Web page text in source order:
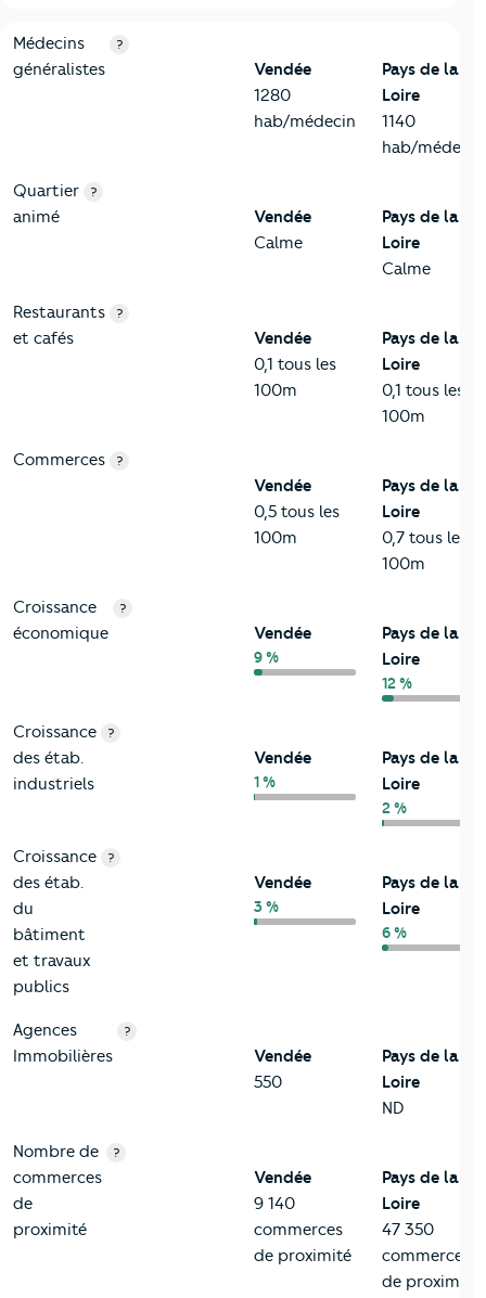
5-Commerces
Critères Vendée
Médecins
généralistes
?
Vendée
1280
hab/médecin
Pays de la
Loire
1140
hab/médecin
Quartier
animé
?
Vendée
Calme
Pays de la
Loire
Calme
Restaurants
et cafés
?
Vendée
0,1 tous les
100m
Pays de la
Loire
0,1 tous les
100m
Commerces ?
Vendée
0,5 tous les
100m
Pays de la
Loire
0,7 tous les
100m
Croissance
économique
?
Vendée
9 %
Pays de la
Loire
12 %
Croissance
des étab.
industriels
?
Vendée
1 %
Pays de la
Loire
2 %
Croissance
des étab.
du
bâtiment
et travaux
publics
?
Vendée
3 %
Pays de la
Loire
6 %
Agences
Immobilières
?
Vendée
550
Pays de la
Loire
ND
Nombre de
commerces
de
proximité
?
Vendée
9 140
commerces
de proximité
Pays de la
Loire
47 350
commerces
de proximité